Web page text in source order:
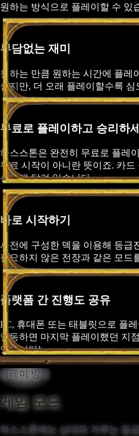
원하는 방식으로 플레이할 수 있
부담없는 재미
원하는 만큼 원하는 시간에 플레
쉽지만, 더 오래 플레이할수록
무료로 플레이하고 승리하
하스스톤은 완전히 무료로 플레
무료 시작이 아니란 뜻이죠. 카드
선택에 달려 있습니다.
바로 시작하기
사전에 구성한 덱을 이용해 등급
필요하지 않은 전장과 같은 모드
플랫폼 간 진행도 공유
PC, 휴대폰 또는 태블릿으로 플
연동하면 마지막 플레이했던 지
있습니다!
플레이 방식
게임 모드
하스스톤에는 상대와 겨루는 등